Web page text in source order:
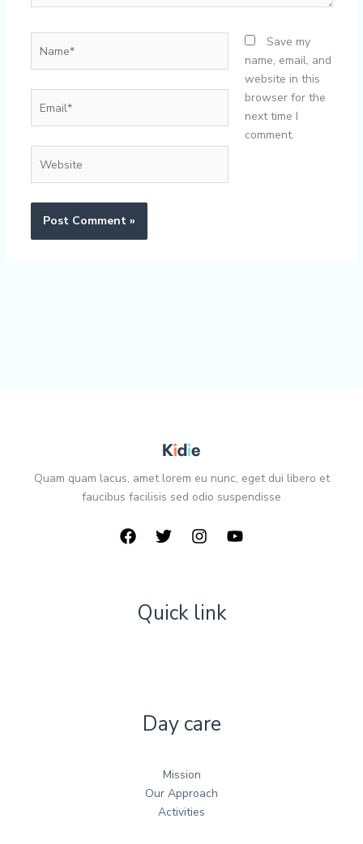
Save my
name, email, and
website in this
browser for the
next time I
comment.
Quam quam lacus, amet lorem eu nunc, eget dui libero et
faucibus facilisis sed odio suspendisse
Quick link
Day care
Mission
Our Approach
Activities